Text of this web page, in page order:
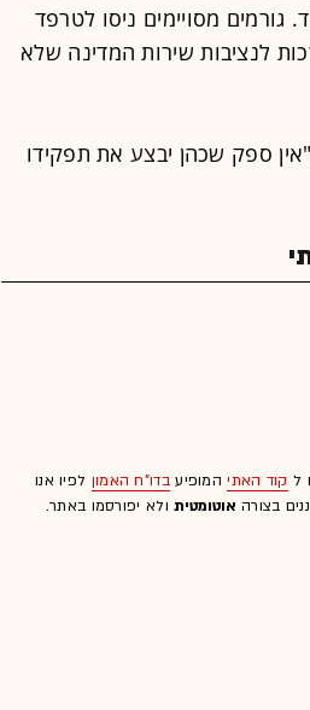
גורמים מסויימים ניסו לטרפד
לנציבות שירות המדינה שלא
ספק שכהן יבצע את תפקידו
ל קוד האתיהמופיעבדו"ח האמון לפיו אנו
בצורה אוטומטיתולא יפורסמו באתר.